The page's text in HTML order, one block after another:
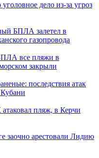
дело из-за угроз
БПЛА залетел в
газопровода
все пляжи в
закрыли
последствия атак
пляж, в Керчи
заочно арестовали Лидию